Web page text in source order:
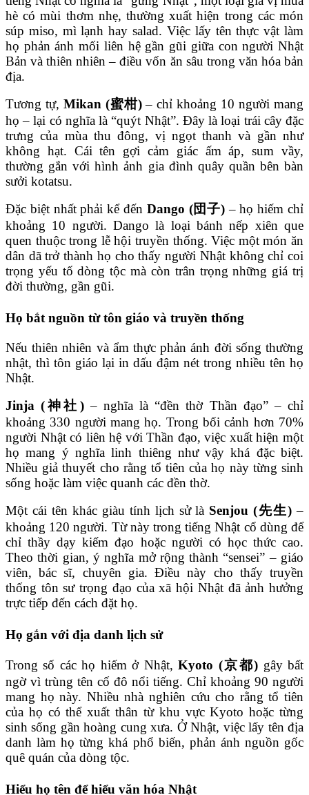
hè có mùi thơm nhẹ, thường xuất hiện trong các món
súp miso, mì lạnh hay salad. Việc lấy tên thực vật làm
họ phản ánh mối liên hệ gần gũi giữa con người Nhật
Bản và thiên nhiên – điều vốn ăn sâu trong văn hóa bản
địa.
Tương tự, Mikan (蜜柑)– chỉ khoảng 10 người mang
họ – lại có nghĩa là “quýt Nhật”. Đây là loại trái cây đặc
trưng của mùa thu đông, vị ngọt thanh và gần như
không hạt. Cái tên gợi cảm giác ấm áp, sum vầy,
thường gắn với hình ảnh gia đình quây quần bên bàn
sưởi kotatsu.
Đặc biệt nhất phải kể đến Dango (団子)– họ hiếm chỉ
khoảng 10 người. Dango là loại bánh nếp xiên que
quen thuộc trong lễ hội truyền thống. Việc một món ăn
dân dã trở thành họ cho thấy người Nhật không chỉ coi
trọng yếu tố dòng tộc mà còn trân trọng những giá trị
đời thường, gần gũi.
Họ bắt nguồn từ tôn giáo và truyền thống
Nếu thiên nhiên và ẩm thực phản ánh đời sống thường
nhật, thì tôn giáo lại in dấu đậm nét trong nhiều tên họ
Nhật.
Jinja (神社)– nghĩa là “đền thờ Thần đạo” – chỉ
khoảng 330 người mang họ. Trong bối cảnh hơn 70%
người Nhật có liên hệ với Thần đạo, việc xuất hiện một
họ mang ý nghĩa linh thiêng như vậy khá đặc biệt.
Nhiều giả thuyết cho rằng tổ tiên của họ này từng sinh
sống hoặc làm việc quanh các đền thờ.
Một cái tên khác giàu tính lịch sử là Senjou (先生) –
khoảng 120 người. Từ này trong tiếng Nhật cổ dùng để
chỉ thầy dạy kiếm đạo hoặc người có học thức cao.
Theo thời gian, ý nghĩa mở rộng thành “sensei” – giáo
viên, bác sĩ, chuyên gia. Điều này cho thấy truyền
thống tôn sư trọng đạo của xã hội Nhật đã ảnh hưởng
trực tiếp đến cách đặt họ.
Họ gắn với địa danh lịch sử
Trong số các họ hiếm ở Nhật,Kyoto (京都) gây bất
ngờ vì trùng tên cố đô nổi tiếng. Chỉ khoảng 90 người
mang họ này. Nhiều nhà nghiên cứu cho rằng tổ tiên
của họ có thể xuất thân từ khu vực Kyoto hoặc từng
sinh sống gần hoàng cung xưa. Ở Nhật, việc lấy tên địa
danh làm họ từng khá phổ biến, phản ánh nguồn gốc
quê quán của dòng tộc.
Hiểu họ tên để hiểu văn hóa Nhật